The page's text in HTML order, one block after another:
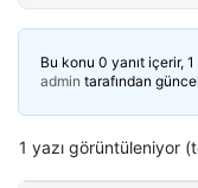
Bu konu 0 yanıt içerir,
admin tarafından
1 yazı görüntüleniyor